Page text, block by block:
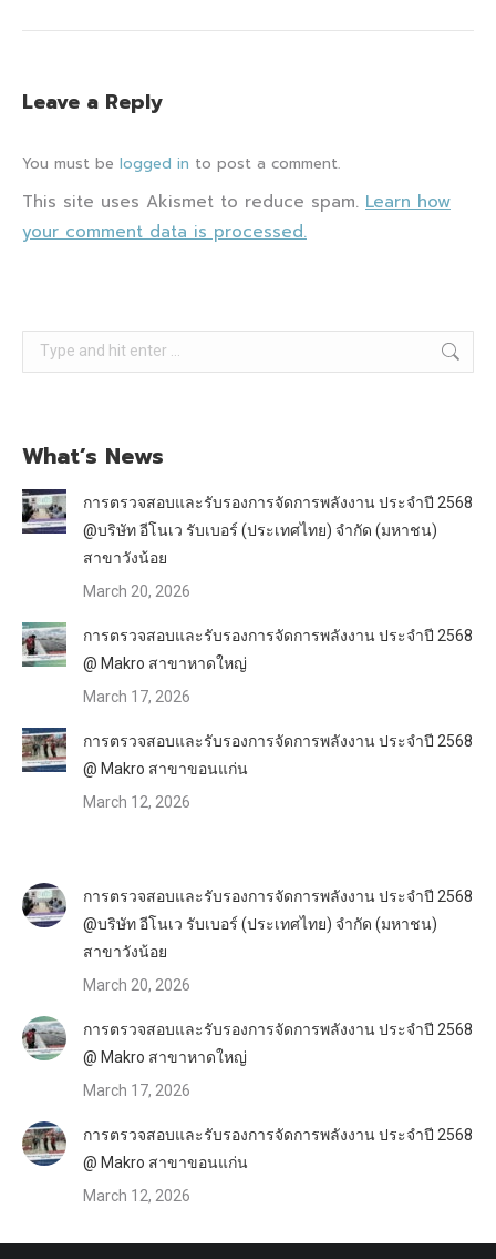
Leave a Reply
You must be logged in to post a comment.
This site uses Akismet to reduce spam. Learn how
your comment data is processed.
Search:
What’s News
การตรวจสอบและรับรองการจัดการพลังงาน ประจำปี 2568
@บริษัท อีโนเว รับเบอร์ (ประเทศไทย) จำกัด (มหาชน)
สาขาวังน้อย
March 20, 2026
การตรวจสอบและรับรองการจัดการพลังงาน ประจำปี 2568
@ Makro สาขาหาดใหญ่
March 17, 2026
การตรวจสอบและรับรองการจัดการพลังงาน ประจำปี 2568
@ Makro สาขาขอนแก่น
March 12, 2026
การตรวจสอบและรับรองการจัดการพลังงาน ประจำปี 2568
@บริษัท อีโนเว รับเบอร์ (ประเทศไทย) จำกัด (มหาชน)
สาขาวังน้อย
March 20, 2026
การตรวจสอบและรับรองการจัดการพลังงาน ประจำปี 2568
@ Makro สาขาหาดใหญ่
March 17, 2026
การตรวจสอบและรับรองการจัดการพลังงาน ประจำปี 2568
@ Makro สาขาขอนแก่น
March 12, 2026